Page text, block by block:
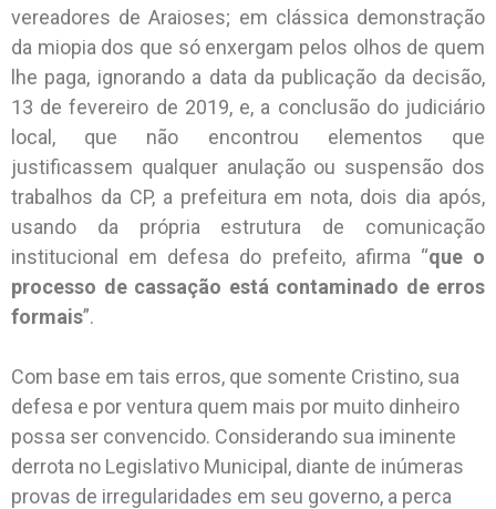
vereadores de Araioses; em clássica demonstração
da miopia dos que só enxergam pelos olhos de quem
lhe paga, ignorando a data da publicação da decisão,
13 de fevereiro de 2019, e, a conclusão do judiciário
local, que não encontrou elementos que
justificassem qualquer anulação ou suspensão dos
trabalhos da CP, a prefeitura em nota, dois dia após,
usando da própria estrutura de comunicação
institucional em defesa do prefeito, afirma “que o
processo de cassação está contaminado de erros
formais”.
Com base em tais erros, que somente Cristino, sua
defesa e por ventura quem mais por muito dinheiro
possa ser convencido. Considerando sua iminente
derrota no Legislativo Municipal, diante de inúmeras
provas de irregularidades em seu governo, a perca